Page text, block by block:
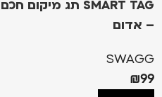
SMART TAG תג מיקום חכם
– אדום
SWAGG
₪99